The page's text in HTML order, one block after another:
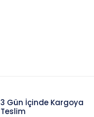
3 Gün İçinde Kargoya
Teslim